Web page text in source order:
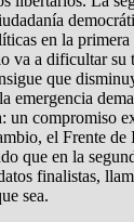
en la
va a dificultar su
que
emergencia
un compromiso
el Frente
que en la
finalistas,
sea.